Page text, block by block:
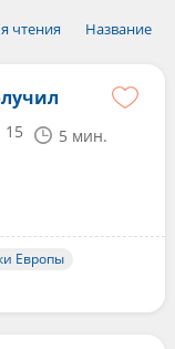
чтения Название
15 5 мин.
Европы